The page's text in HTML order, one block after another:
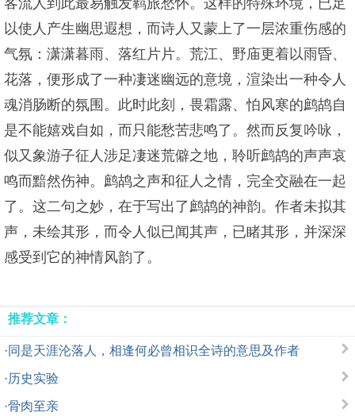
客流人到此最易触发羁旅愁怀。这样的特殊环境，已足
以使人产生幽思遐想，而诗人又蒙上了一层浓重伤感的
气氛：潇潇暮雨、落红片片。荒江、野庙更着以雨昏、
花落，便形成了一种凄迷幽远的意境，渲染出一种令人
魂消肠断的氛围。此时此刻，畏霜露、怕风寒的鹧鸪自
是不能嬉戏自如，而只能愁苦悲鸣了。然而反复吟咏，
似又象游子征人涉足凄迷荒僻之地，聆听鹧鸪的声声哀
鸣而黯然伤神。鹧鸪之声和征人之情，完全交融在一起
了。这二句之妙，在于写出了鹧鸪的神韵。作者未拟其
声，未绘其形，而令人似已闻其声，已睹其形，并深深
感受到它的神情风韵了。
推荐文章：
·同是天涯沦落人，相逢何必曾相识全诗的意思及作者
·历史实验
·骨肉至亲